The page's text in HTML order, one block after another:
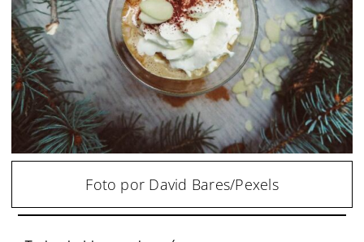
Foto por David Bares/Pexels